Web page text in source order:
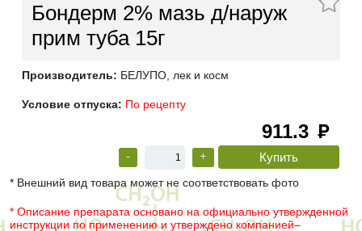
Бондерм 2% мазь д/наруж
прим туба 15г
Производитель: БЕЛУПО, лек и косм
Условие отпуска: По рецепту
911.3 руб
- +
* Внешний вид товара может не соответствовать фото
* Описание препарата основано на официально утвержденной
инструкции по применению и утверждено компанией–